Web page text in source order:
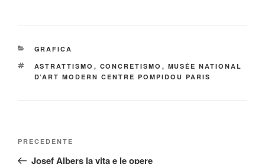
CATEGORIE
GRAFICA
TAG
ASTRATTISMO , CONCRETISMO , MUSÉE NATIONAL
D’ART MODERN CENTRE POMPIDOU PARIS
Articolo
precedente:
PRECEDENTE
Josef Albers la vita e le opere